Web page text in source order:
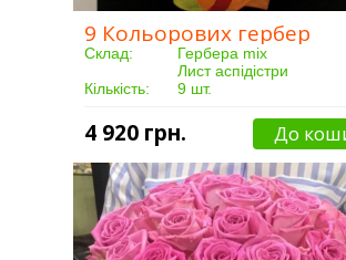
9 Кольорових гербер
Склад:
Гербера mix
Лист аспідістри
Кількість:
9 шт.
Доставка:
Від 3 годин
4 920 грн. До